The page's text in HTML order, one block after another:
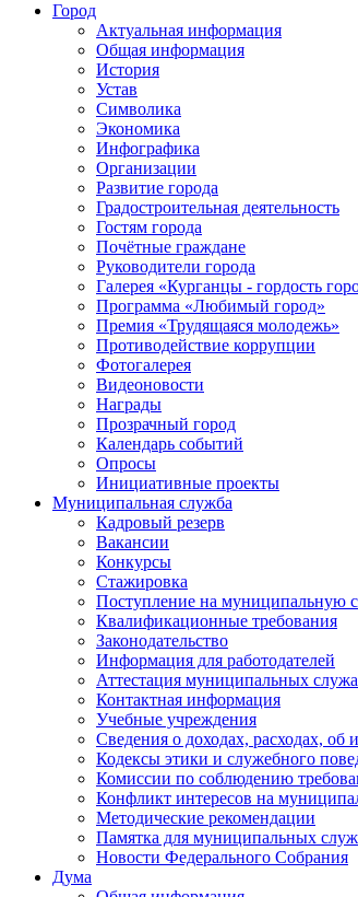
Город
Актуальная информация
Общая информация
История
Устав
Символика
Экономика
Инфографика
Организации
Развитие города
Градостроительная деятельность
Гостям города
Почётные граждане
Руководители города
Галерея «Курганцы - гордость
Программа «Любимый город»
Премия «Трудящаяся молодежь»
Противодействие коррупции
Фотогалерея
Видеоновости
Награды
Прозрачный город
Календарь событий
Опросы
Инициативные проекты
Муниципальная служба
Кадровый резерв
Вакансии
Конкурсы
Стажировка
Поступление на муниципальную
Квалификационные требования
Законодательство
Информация для работодателей
Аттестация муниципальных
Контактная информация
Учебные учреждения
Сведения о доходах, расходах, об
Кодексы этики и служебного
Комиссии по соблюдению
Конфликт интересов на
Методические рекомендации
Памятка для муниципальных
Новости Федерального Cобрания
Дума